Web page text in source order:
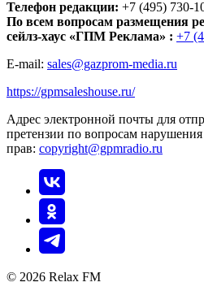
Телефон редакции: +7 (495) 730-
По всем вопросам размещения
сейлз-хаус «ГПМ Реклама» : +7
E-mail: sales@gazprom-media.ru
https://gpmsaleshouse.ru/
Адрес электронной почты для
претензии по вопросам
прав: copyright@gpmradio.ru
© 2026 Relax FM